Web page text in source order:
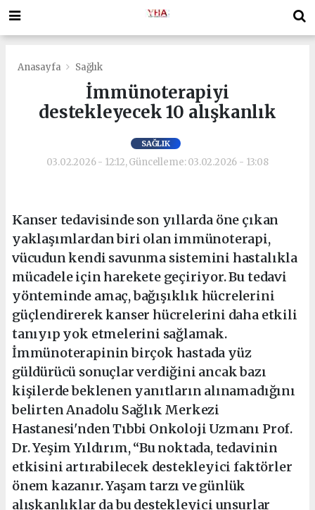
Anasayfa Sağlık
İmmünoterapiyi
destekleyecek 10 alışkanlık
SAĞLIK
03.02.2026 - 12:12, Güncelleme: 03.02.2026 - 13:08
Kanser tedavisinde son yıllarda öne çıkan
yaklaşımlardan biri olan immünoterapi,
vücudun kendi savunma sistemini hastalıkla
mücadele için harekete geçiriyor. Bu tedavi
yönteminde amaç, bağışıklık hücrelerini
güçlendirerek kanser hücrelerini daha etkili
tanıyıp yok etmelerini sağlamak.
İmmünoterapinin birçok hastada yüz
güldürücü sonuçlar verdiğini ancak bazı
kişilerde beklenen yanıtların alınamadığını
belirten Anadolu Sağlık Merkezi
Hastanesi'nden Tıbbi Onkoloji Uzmanı Prof.
Dr. Yeşim Yıldırım, “Bu noktada, tedavinin
etkisini artırabilecek destekleyici faktörler
önem kazanır. Yaşam tarzı ve günlük
alışkanlıklar da bu destekleyici unsurlar